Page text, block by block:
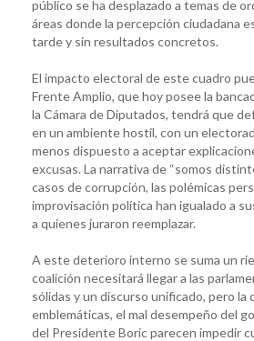
público se ha desplazado a temas de
áreas donde la percepción ciudadana
tarde y sin resultados concretos.
El impacto electoral de este cuadro
Frente Amplio, que hoy posee la
la Cámara de Diputados, tendrá que
en un ambiente hostil, con un
menos dispuesto a aceptar
excusas. La narrativa de “somos
casos de corrupción, las polémicas
improvisación política han igualado a
a quienes juraron reemplazar.
A este deterioro interno se suma un
coalición necesitará llegar a las
sólidas y un discurso unificado, pero la
emblemáticas, el mal desempeño del
del Presidente Boric parecen impedir